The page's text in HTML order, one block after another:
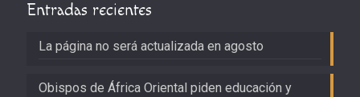
Entradas recientes
La página no será actualizada en agosto
Obispos de África Oriental piden educación y